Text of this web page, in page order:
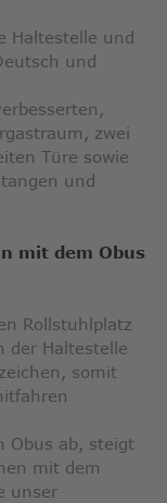
Haltestelle und
und
zwei
Türe sowie
und
mit dem Obus
Rollstuhlplatz
der Haltestelle
somit
Obus ab, steigt
mit dem
unser